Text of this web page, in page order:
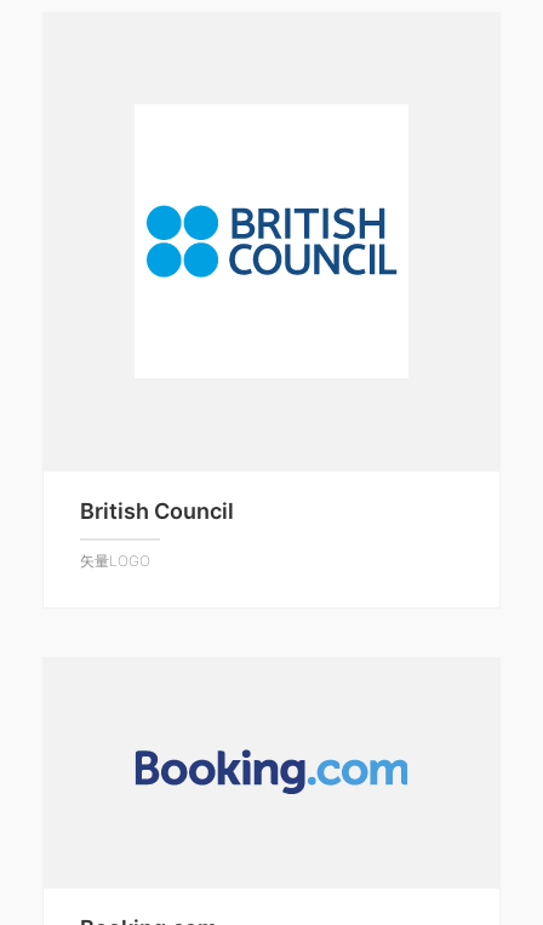
British Council
矢量LOGO